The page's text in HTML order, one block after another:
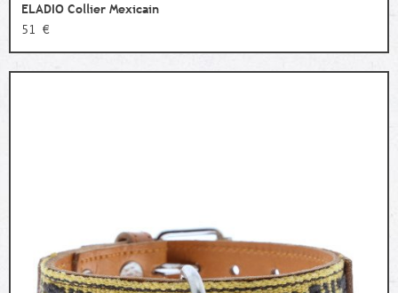
ELADIO Collier Mexicain
51 €